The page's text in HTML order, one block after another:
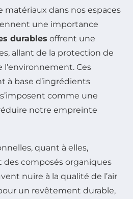
matériaux dans nos espaces
une importance
durables offrent une
allant de la protection de
l’environnement. Ces
à base d’ingrédients
comme une
notre empreinte
quant à elles,
composés organiques
nuire à la qualité de l’air
un revêtement durable,